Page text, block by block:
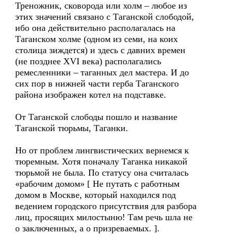
Треножник, сковорода или холм – любое из
этих значений связано с Таганской слободой,
ибо она действительно располагалась на
Таганском холме (одном из семи, на коих
столица зиждется) и здесь с давних времен
(не позднее XVI века) располагались
ремесленники – таганных дел мастера. И до
сих пор в нижней части герба Таганского
района изображен котел на подставке.
От Таганской слободы пошло и название
Таганской тюрьмы, Таганки.
Но от проблем лингвистических вернемся к
тюремным. Хотя поначалу Таганка никакой
тюрьмой не была. По статусу она считалась
«рабочим домом» [ Не путать с работным
домом в Москве, который находился под
ведением городского присутствия для разбора
лиц, просящих милостыню! Там речь шла не
о заключенных, а о призреваемых. ].